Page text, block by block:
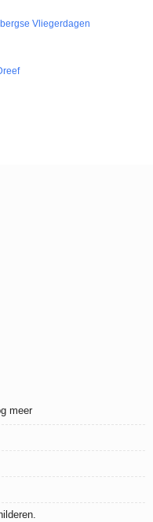
Vliegerdagen
meer